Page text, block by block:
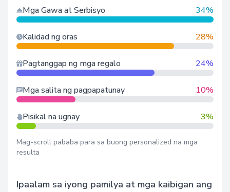
Mga Gawa at Serbisyo
34%
Kalidad ng oras 28%
Pagtanggap ng mga regalo 24%
Mga salita ng pagpapatunay 10%
Pisikal na ugnay 3%
Mag-scroll pababa para sa buong personalized na mga
resulta
Ipaalam sa iyong pamilya at mga kaibigan ang